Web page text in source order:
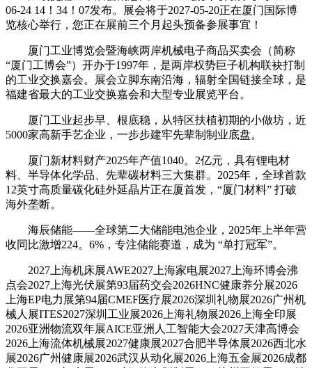
06-24 14！34！07发布。展会将于2027-05-20正在厦门国际博
览核心举行，您正在展前三个月起头预备参展事宜！
厦门工业博览会暨海峡两岸机械电子商品买卖会（简称
“厦门工博会”）开办于1997年，是两岸权势巨子机构联袂打制
的工业交换嘉会。展会立脚东南沿海，辐射全国链接全球，是
福建省最大的工业交换嘉会和大型专业展览平台。
厦门工业起步早、根底稳，从特区扶植初期的小做坊，近
5000家高新手艺企业，一步步建牢先辈制制业底盘。
厦门新材料财产2025年产值1040。2亿元，具有锂电材
料、半导体化学品、先辈碳材料三大集群。2025年，全球首款
12英寸高质量碳化硅外延晶片正在厦首发，“厦门材料” 打破
海外垄断。
海辰储能——全球第二大储能电池企业，2025年上半年营
收同比激增224。6%，专注储能赛道，成为 “单打冠军”。
2027上海机床展AWE2027上海家电展2027上海环博会沸
点会2027上海光伏展第93届药交会2026HNC健康养分展2026
上海EP电力展第94届CMEF医疗展2026深圳礼物展2026广州机
械人展ITES2027深圳工业展2026上海礼物展2026上海全印展
2026亚洲物流双年展AICE亚洲人工智能大会2027天津高博会
2026上海流体机械展2027健康展2027合肥半导体展2026西北水
展2026广州健康展2026武汉从动化展2026上海五金展2026成都